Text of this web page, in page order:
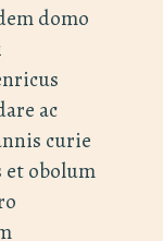
domo
ac
curie
et obolum